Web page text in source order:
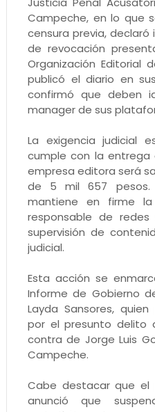
Campeche, en lo que
censura previa,
de revocación
Organización Editorial
publicó el diario en
confirmó que deben
manager de sus
La exigencia judicial
cumple con la entrega
empresa editora será
de 5 mil 657 pesos.
mantiene en firme
responsable de
supervisión de
judicial.
Esta acción se
Informe de Gobierno
Layda Sansores,
por el presunto delito
contra de Jorge Luis
Campeche.
Cabe destacar que el
anunció que